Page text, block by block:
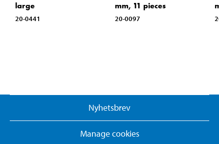
large
20-0441
mm, 11 pieces
20-0097
Nyhetsbrev
Manage cookies